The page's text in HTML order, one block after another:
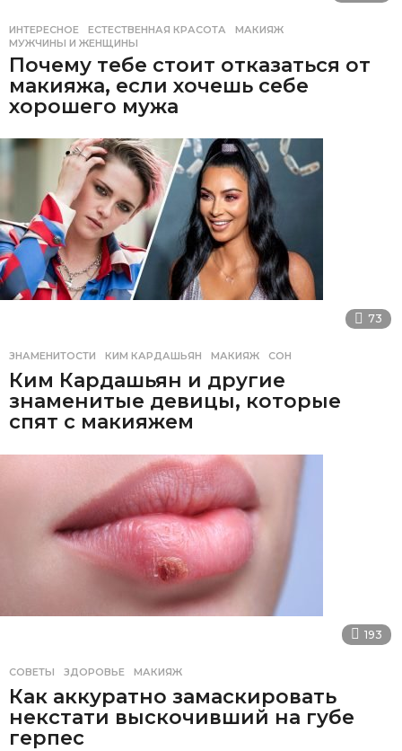
ИНТЕРЕСНОЕ ЕСТЕСТВЕННАЯ КРАСОТА ,МАКИЯЖ
МУЖЧИНЫ И ЖЕНЩИНЫ
Почему тебе стоит отказаться от
макияжа, если хочешь себе
хорошего мужа
73
ЗНАМЕНИТОСТИ КИМ КАРДАШЬЯН ,МАКИЯЖ ,СОН
Ким Кардашьян и другие
знаменитые девицы, которые
спят с макияжем
193
СОВЕТЫ ЗДОРОВЬЕ ,МАКИЯЖ
Как аккуратно замаскировать
некстати выскочивший на губе
герпес